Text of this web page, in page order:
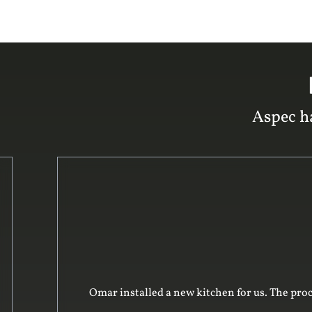
Aspec
Omar was excellent to deal with. He and his